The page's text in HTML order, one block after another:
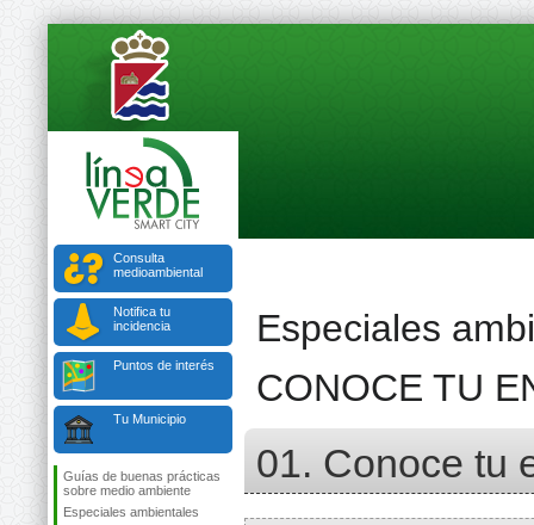
Consulta
medioambiental
Notifica tu
incidencia
Puntos de interés
Tu Municipio
Guías de buenas prácticas
sobre medio ambiente
Especiales ambientales
Especiales
CONOCE TU
01. Conoce tu